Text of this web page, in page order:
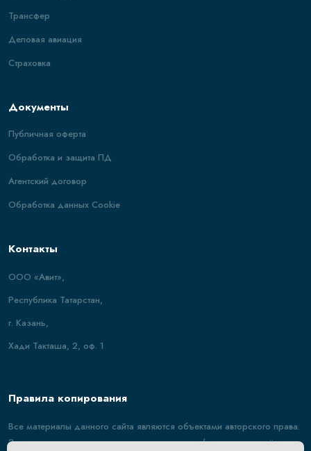
Трансфер
Деловая авиация
Страховка
Документы
Публичная оферта
Обработка и защита ПД
Агентский договор
Обработка данных Cookie
Контакты
ООО «Авит»,
Республика Татарстан,
г. Казань,
Хади Такташа, 2, оф. 1
Правила копирования
Все материалы данного сайта являются объектами авторского права.
Запрещается копирование, распространение (в том числе путём